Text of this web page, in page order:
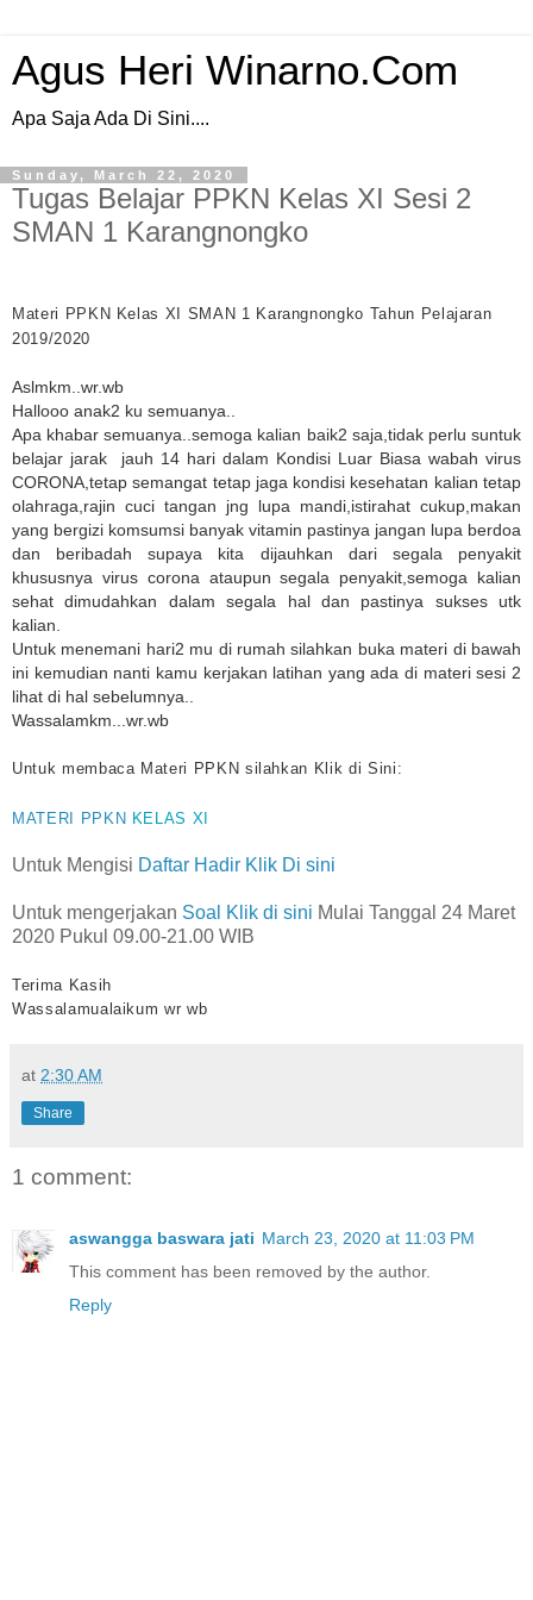
Agus Heri Winarno.Com
Apa Saja Ada Di Sini....
Sunday, March 22, 2020
Tugas Belajar PPKN Kelas XI Sesi 2
SMAN 1 Karangnongko
Materi PPKN Kelas XI SMAN 1 Karangnongko Tahun Pelajaran
2019/2020
Aslmkm..wr.wb
Hallooo anak2 ku semuanya..
Apa khabar semuanya..semoga kalian baik2 saja,tidak perlu suntuk
belajar jarak jauh 14 hari dalam Kondisi Luar Biasa wabah virus
CORONA,tetap semangat tetap jaga kondisi kesehatan kalian tetap
olahraga,rajin cuci tangan jng lupa mandi,istirahat cukup,makan
yang bergizi komsumsi banyak vitamin pastinya jangan lupa berdoa
dan beribadah supaya kita dijauhkan dari segala penyakit
khususnya virus corona ataupun segala penyakit,semoga kalian
sehat dimudahkan dalam segala hal dan pastinya sukses utk
kalian.
Untuk menemani hari2 mu di rumah silahkan buka materi di bawah
ini kemudian nanti kamu kerjakan latihan yang ada di materi sesi 2
lihat di hal sebelumnya..
Wassalamkm...wr.wb
Untuk membaca Materi PPKN silahkan Klik di Sini:
MATERI PPKN KELAS XI
Untuk Mengisi Daftar Hadir Klik Di sini
Untuk mengerjakan Soal Klik di sini Mulai Tanggal 24 Maret
2020 Pukul 09.00-21.00 WIB
Terima Kasih
Wassalamualaikum wr wb
at 2:30 AM
Share
1 comment:
aswangga baswara jati March 23, 2020 at 11:03 PM
This comment has been removed by the author.
Reply